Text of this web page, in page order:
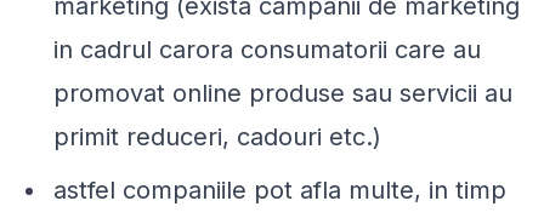
marketing (exista campanii de marketing
in cadrul carora consumatorii care au
promovat online produse sau servicii au
primit reduceri, cadouri etc.)
astfel companiile pot afla multe, in timp